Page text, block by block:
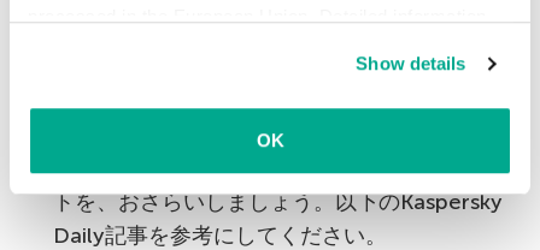
Show details
OK
を、ひととおり意識的に思い返してみてくださ
い。反射的な行動の抑制に役立つことでしょ
フィッシングの罠に引っ掛からないためのヒン
トを、おさらいしましょう。以下のKaspersky
Daily記事を参考にしてください。